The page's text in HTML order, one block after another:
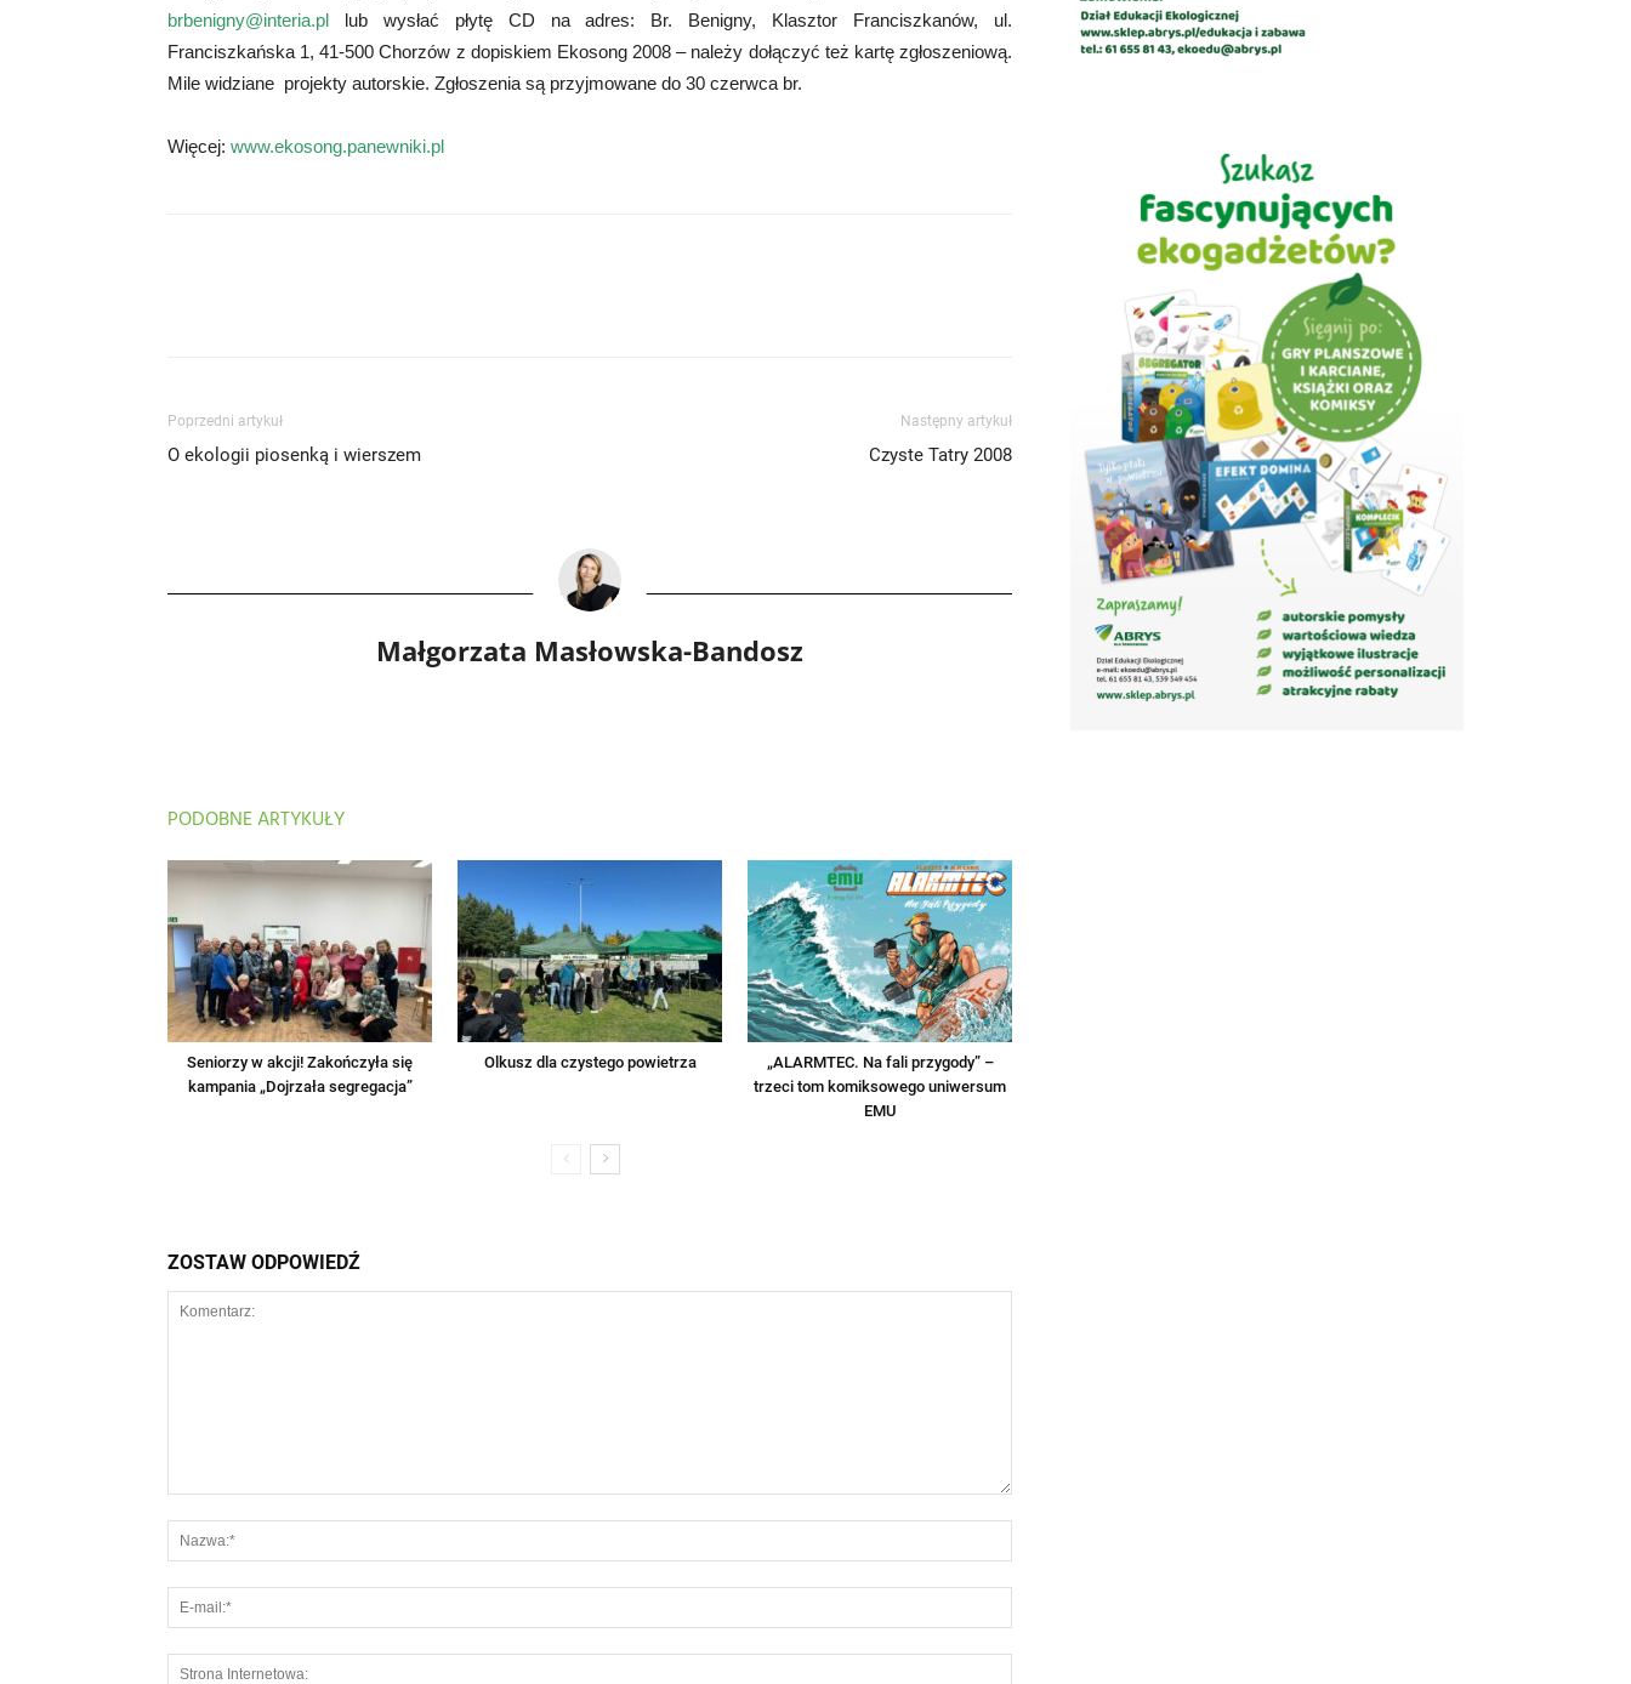
brbenigny@interia.pl lub wysłać płytę CD na adres: Br. Benigny, Klasztor Franciszkanów, ul.
Franciszkańska 1, 41-500 Chorzów z dopiskiem Ekosong 2008 – należy dołączyć też kartę zgłoszeniową.
Mile widziane projekty autorskie. Zgłoszenia są przyjmowane do 30 czerwca br.
Więcej: www.ekosong.panewniki.pl
Poprzedni artykuł
O ekologii piosenką i wierszem
Następny artykuł
Czyste Tatry 2008
Małgorzata Masłowska-Bandosz
PODOBNE ARTYKUŁY
Seniorzy w akcji! Zakończyła się
kampania „Dojrzała segregacja”
Olkusz dla czystego powietrza
„ALARMTEC. Na fali przygody” –
trzeci tom komiksowego uniwersum
EMU
ZOSTAW ODPOWIEDŹ